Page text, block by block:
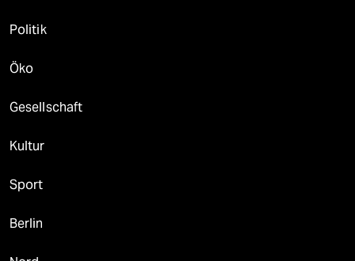
Politik
Öko
Gesellschaft
Kultur
Sport
Berlin